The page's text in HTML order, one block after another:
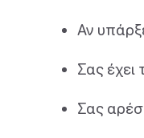
Αν
Σας έχει
Σας